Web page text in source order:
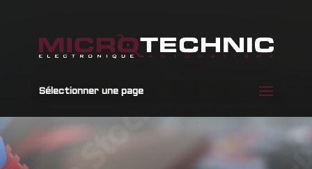
Sélectionner une page